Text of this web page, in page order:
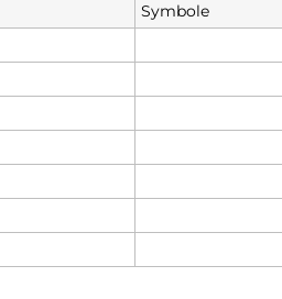
Symbole